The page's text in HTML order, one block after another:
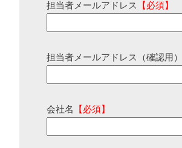
担当者メールアドレス 【必須】
担当者メールアドレス（確認用）
会社名 【必須】